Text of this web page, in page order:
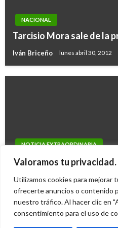
Valoramos tu privacidad.
Utilizamos cookies para mejorar
ofrecerte anuncios o contenido
nuestro tráfico. Al hacer clic en
consentimiento para el uso de
NACIONAL
Tarcisio Mora sale de la
Iván Briceño lunes abril 30, 2012
NOTICIA EXTRAORDINARIA
Farc deberían hablar
Iván Briceño lunes septiembre 1,